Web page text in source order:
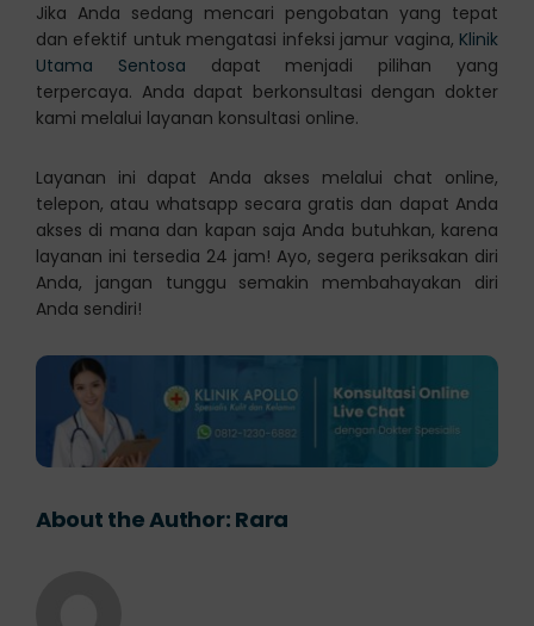
Jika Anda sedang mencari pengobatan yang tepat
dan efektif untuk mengatasi infeksi jamur vagina, Klinik
Utama Sentosa dapat menjadi pilihan yang
terpercaya. Anda dapat berkonsultasi dengan dokter
kami melalui layanan konsultasi online.
Layanan ini dapat Anda akses melalui chat online,
telepon, atau whatsapp secara gratis dan dapat Anda
akses di mana dan kapan saja Anda butuhkan, karena
layanan ini tersedia 24 jam! Ayo, segera periksakan diri
Anda, jangan tunggu semakin membahayakan diri
Anda sendiri!
About the Author: Rara